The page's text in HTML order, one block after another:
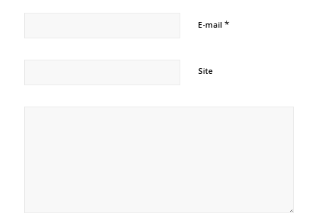
E-mail *
Site